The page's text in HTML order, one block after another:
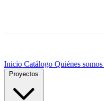
Inicio Catálogo Quiénes somos
Proyectos